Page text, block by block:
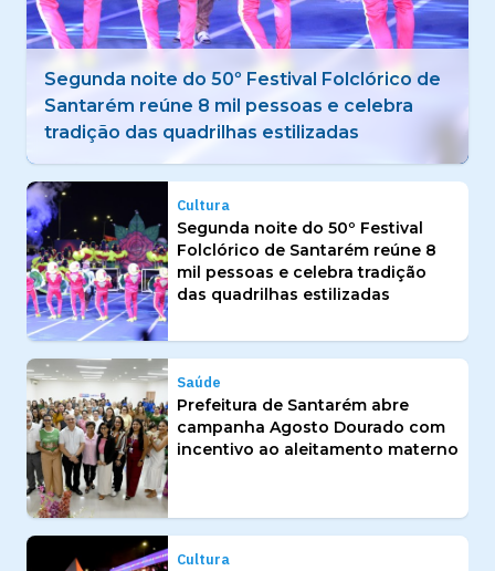
Prefeitura de Santarém abre campanha
Agosto Dourado com incentivo ao
aleitamento materno
Cultura
Segunda noite do 50º Festival
Folclórico de Santarém reúne 8
mil pessoas e celebra tradição
das quadrilhas estilizadas
Saúde
Prefeitura de Santarém abre
campanha Agosto Dourado com
incentivo ao aleitamento materno
Cultura